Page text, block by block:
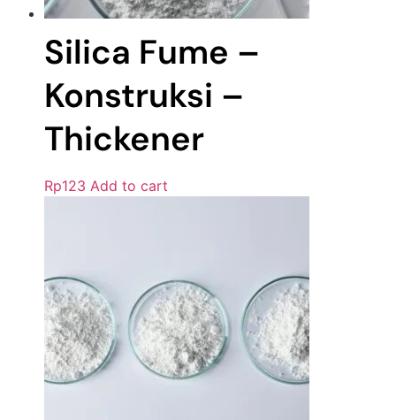
Silica Fume –
Konstruksi –
Thickener
Rp123 Add to cart